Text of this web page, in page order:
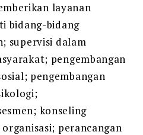
layanan
bidang-bidang
supervisi dalam
pengembangan
pengembangan
konseling
perancangan